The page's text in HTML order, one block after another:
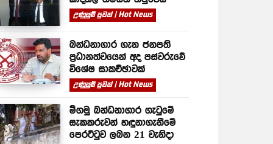
උණුසුම් පුවත් | Hot News
බන්ධනාගාර ගැන ජනපති
ප්‍රධානත්වයෙන් අද පස්වරුවේ
විශේෂ සාකච්ඡාවක්
උණුසුම් පුවත් | Hot News
මීගමු බන්ධනාගාර ගැටුමේ
සැකකරුවන් හඳුනාගැනීමේ
පෙරට්ටුව ලබන 21 වැනිදා